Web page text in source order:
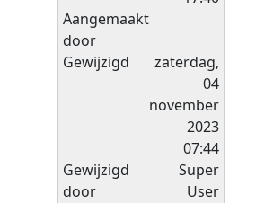
Aangemaakt
door
Gewijzigd
zaterdag,
04
november
2023
07:44
Gewijzigd
door
Super
User